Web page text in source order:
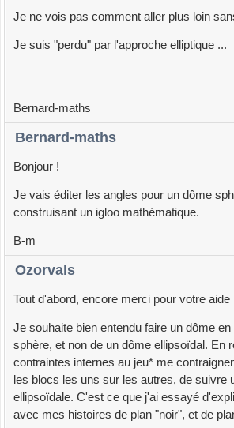
Je ne vois pas comment aller plus loin
Je suis "perdu" par l'approche elliptique ...
Bernard-maths
Bernard-maths
Bonjour !
Je vais éditer les angles pour un dôme
construisant un igloo mathématique.
B-m
Ozorvals
Tout d'abord, encore merci pour votre aide
Je souhaite bien entendu faire un dôme
sphère, et non de un dôme ellipsoïdal. En
contraintes internes au jeu* me
les blocs les uns sur les autres, de suivre
ellipsoïdale. C'est ce que j'ai essayé
avec mes histoires de plan "noir", et de